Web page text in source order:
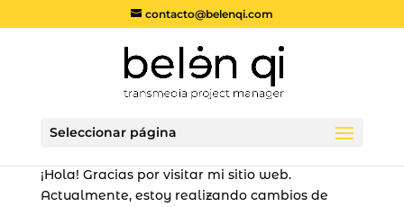
este
sistema
accesibilidad.
contacto@belenqi.com
Seleccionar página
¡Hola! Gracias por visitar mi sitio web.
Actualmente, estoy realizando cambios de